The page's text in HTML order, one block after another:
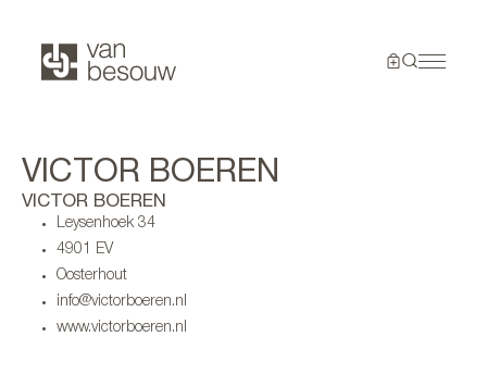
VICTOR BOEREN
VICTOR BOEREN
Leysenhoek 34
4901 EV
Oosterhout
info@victorboeren.nl
www.victorboeren.nl